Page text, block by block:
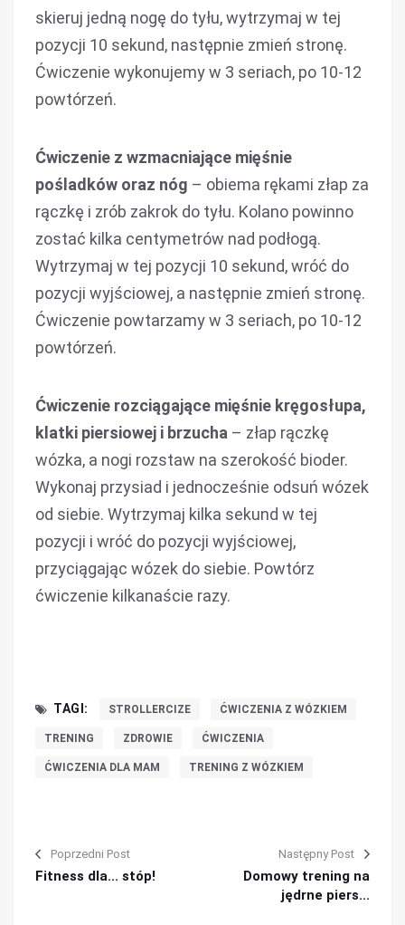
skieruj jedną nogę do tyłu, wytrzymaj w tej
pozycji 10 sekund, następnie zmień stronę.
Ćwiczenie wykonujemy w 3 seriach, po 10-12
powtórzeń.
Ćwiczenie z wzmacniające mięśnie
pośladków oraz nóg – obiema rękami złap za
rączkę i zrób zakrok do tyłu. Kolano powinno
zostać kilka centymetrów nad podłogą.
Wytrzymaj w tej pozycji 10 sekund, wróć do
pozycji wyjściowej, a następnie zmień stronę.
Ćwiczenie powtarzamy w 3 seriach, po 10-12
powtórzeń.
Ćwiczenie rozciągające mięśnie kręgosłupa,
klatki piersiowej i brzucha – złap rączkę
wózka, a nogi rozstaw na szerokość bioder.
Wykonaj przysiad i jednocześnie odsuń wózek
od siebie. Wytrzymaj kilka sekund w tej
pozycji i wróć do pozycji wyjściowej,
przyciągając wózek do siebie. Powtórz
ćwiczenie kilkanaście razy.
TAGI: STROLLERCIZE ĆWICZENIA Z WÓZKIEM
TRENING ZDROWIE ĆWICZENIA
ĆWICZENIA DLA MAM TRENING Z WÓZKIEM
Poprzedni Post
Fitness dla... stóp!
Następny Post
Domowy trening na
jędrne piers...